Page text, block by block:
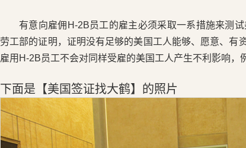
有意向雇佣H-2B员工的雇主必须采取一系措施来测
劳工部的证明，证明没有足够的美国工人能够、愿意、有
雇用H-2B员工不会对同样受雇的美国工人产生不利影响，
下面是【美国签证找大鹤】的照片